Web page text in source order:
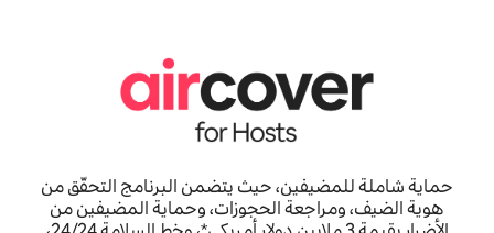
حماية شاملة للمضيفين، حيث يتضمن البرنامج التحقّق من
هوية الضيف، ومراجعة الحجوزات، وحماية المضيفين من